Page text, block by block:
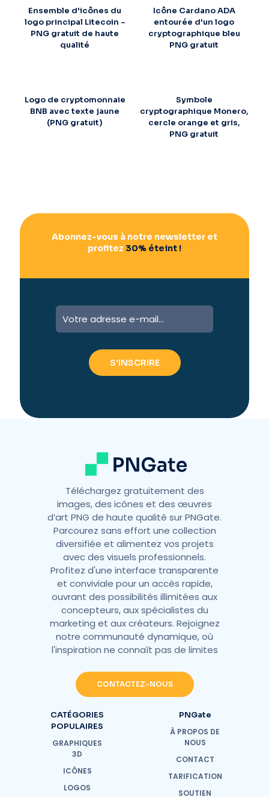
Ensemble d'icônes du
logo principal Litecoin –
PNG gratuit de haute
qualité
Icône Cardano ADA
entourée d'un logo
cryptographique bleu
PNG gratuit
Logo de cryptomonnaie
BNB avec texte jaune
(PNG gratuit)
Symbole
cryptographique Monero,
cercle orange et gris,
PNG gratuit
Abonnez-vous à notre newsletter et
profitez 30% éteint !
Téléchargez gratuitement des
images, des icônes et des œuvres
d’art PNG de haute qualité sur PNGate.
Parcourez sans effort une collection
diversifiée et alimentez vos projets
avec des visuels professionnels.
Profitez d'une interface transparente
et conviviale pour un accès rapide,
ouvrant des possibilités illimitées aux
concepteurs, aux spécialistes du
marketing et aux créateurs. Rejoignez
notre communauté dynamique, où
l'inspiration ne connaît pas de limites
CONTACTEZ-NOUS
CATÉGORIES
POPULAIRES
GRAPHIQUES
3D
ICÔNES
LOGOS
PNGate
À PROPOS DE
NOUS
CONTACT
TARIFICATION
SOUTIEN